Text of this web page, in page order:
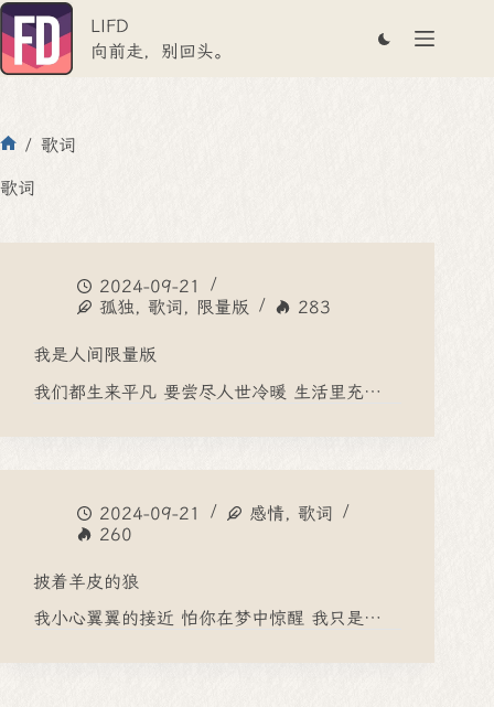
跳
至
内
容
LIFD
向前走，别回头。
页
/ 歌词
歌词
2024-09-21
孤独, 歌词, 限量版 283
我是人间限量版
我们都生来平凡 要尝尽人世冷暖 生活里充…
2024-09-21 感情, 歌词
260
披着羊皮的狼
我小心翼翼的接近 怕你在梦中惊醒 我只是…